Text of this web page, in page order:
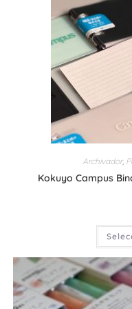
Archivador,
Kokuyo Campus